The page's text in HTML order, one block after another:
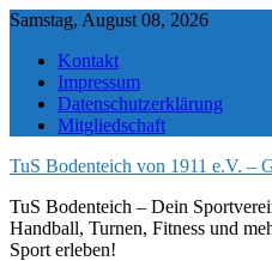
Skip
content
Samstag, August 08, 2026
Kontakt
Impressum
Datenschutzerklärung
Mitgliedschaft
TuS Bodenteich von 1911 e.V. –
TuS Bodenteich – Dein
Handball, Turnen, Fitness und
Sport erleben!